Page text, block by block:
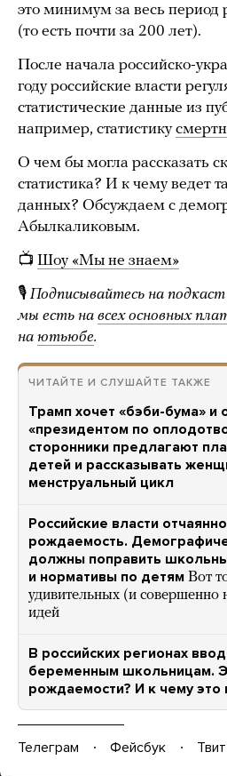
это минимум за весь период
(то есть почти за 200 лет).
После начала российско-
году российские власти
статистические данные из
например, статистику
О чем бы могла рассказать
статистика? И к чему ведет
данных? Обсуждаем с
Абылкаликовым.
📺 Шоу «Мы не знаем»
🎙 Подписывайтесь на подкаст
мы есть на всех основных
на ютьюбе.
ЧИТАЙТЕ И СЛУШАЙТЕ ТАКЖЕ
Трамп хочет «бэби-бума» и
«президентом по
сторонники предлагают
детей и рассказывать
менструальный цикл
Российские власти
рождаемость.
должны поправить
и нормативы по детям Вот
удивительных (и совершенно
идей
В российских регионах
беременным школьницам.
рождаемости? И к чему это
Телеграм Фейсбук